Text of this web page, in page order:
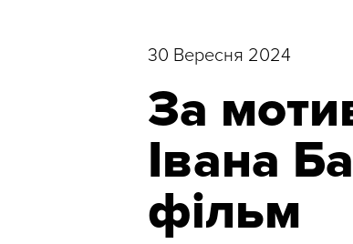
30 Вересня 2024
За
Івана
фільм